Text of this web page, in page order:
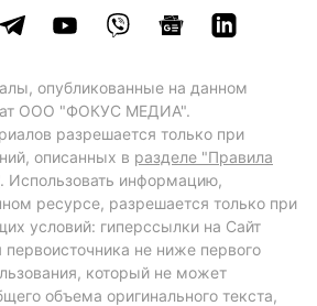
опубликованные на данном
ООО "ФОКУС МЕДИА".
разрешается только при
описанных в разделе "Правила
. Использовать информацию,
ресурсе, разрешается только при
условий: гиперссылки на Сайт
первоисточника не ниже первого
который не может
объема оригинального текста,